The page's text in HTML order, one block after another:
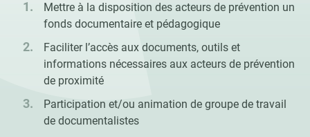
Mettre à la disposition des acteurs de prévention un
fonds documentaire et pédagogique
Faciliter l’accès aux documents, outils et
informations nécessaires aux acteurs de prévention
de proximité
Participation et/ou animation de groupe de travail
de documentalistes